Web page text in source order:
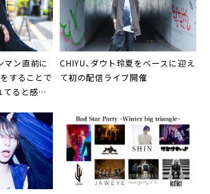
マン直前に
することで
ると感じ
CHIYU、ダウト玲夏をベースに迎え
て初の配信ライブ開催